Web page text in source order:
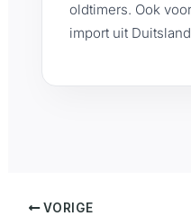
oldtimers. Ook
import uit
VORIGE